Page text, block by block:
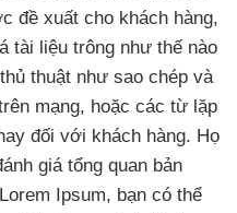
đề xuất cho khách hàng,
tài liệu trông như thế nào
thuật như sao chép và
mạng, hoặc các từ lặp
đối với khách hàng. Họ
giá tổng quan bản
Ipsum, bạn có thể